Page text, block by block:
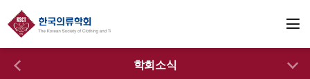
학회소식